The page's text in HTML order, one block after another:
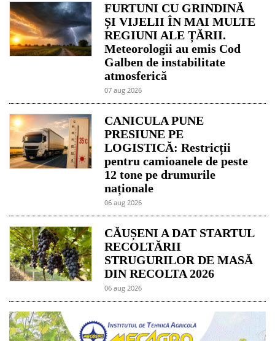
FURTUNI CU GRINDINĂ
ȘI VIJELII ÎN MAI MULTE
REGIUNI ALE ȚĂRII.
Meteorologii au emis Cod
Galben de instabilitate
atmosferică
07 aug 2026
CANICULA PUNE
PRESIUNE PE
LOGISTICĂ: Restricții
pentru camioanele de peste
12 tone pe drumurile
naționale
06 aug 2026
CĂUȘENI A DAT STARTUL
RECOLTĂRII
STRUGURILOR DE MASĂ
DIN RECOLTA 2026
06 aug 2026